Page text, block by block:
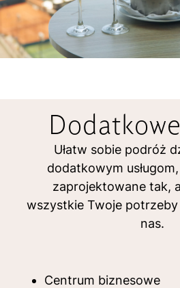
Ułatw sobie podróż
dodatkowym
zaprojektowane tak,
wszystkie Twoje
nas.
Centrum biznesowe